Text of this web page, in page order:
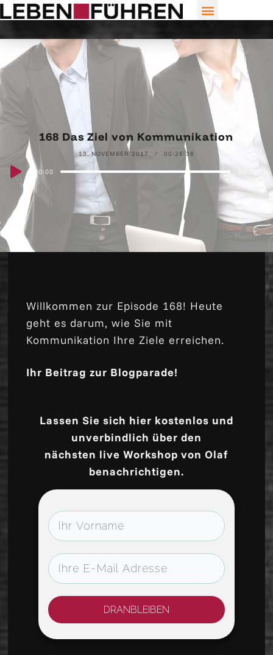
168 Das Ziel von Kommunikation
13. NOVEMBER 2017 00:25:38
Audio
Player
00:00 00:00
Willkommen zur Episode 168! Heute
geht es darum, wie Sie mit
Kommunikation Ihre Ziele erreichen.
Ihr Beitrag zur Blogparade!
Lassen Sie sich hier kostenlos und
unverbindlich über den
nächsten live Workshop von Olaf
benachrichtigen.
DRANBLEIBEN